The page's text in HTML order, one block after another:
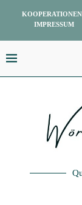
IMPRESSUM